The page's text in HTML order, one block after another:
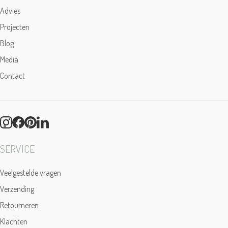
Advies
Projecten
Blog
Media
Contact
SERVICE
Veelgestelde vragen
Verzending
Retourneren
Klachten